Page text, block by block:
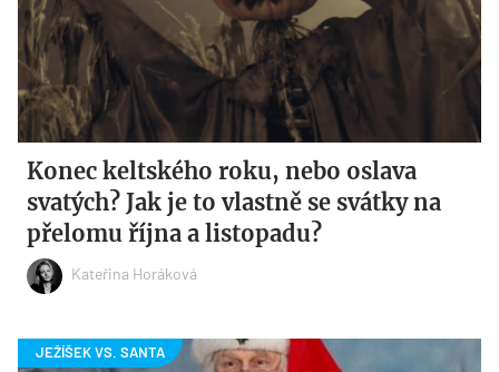
Konec keltského roku, nebo oslava
svatých? Jak je to vlastně se svátky na
přelomu října a listopadu?
Kateřina Horáková